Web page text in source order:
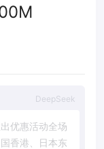
DeepSeek
出优惠活动全场
国香港 日本东